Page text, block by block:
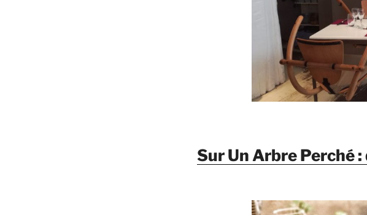
Sur Un Arbre Perché